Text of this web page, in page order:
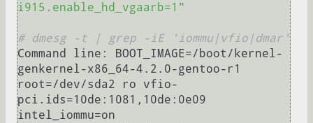
i915.enable_hd_vgaarb=1"
# dmesg -t | grep -iE 'iommu|vfio|dmar'
Command line: BOOT_IMAGE=/boot/kernel-
genkernel-x86_64-4.2.0-gentoo-r1
root=/dev/sda2 ro vfio-
pci.ids=10de:1081,10de:0e09
intel_iommu=on